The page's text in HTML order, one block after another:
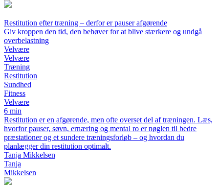
Restitution efter træning – derfor er pauser afgørende
Giv kroppen den tid, den behøver for at blive stærkere og undgå
overbelastning
Velvære
Velvære
Træning
Restitution
Sundhed
Fitness
Velvære
6 min
Restitution er en afgørende, men ofte overset del af træningen. Læs,
hvorfor pauser, søvn, ernæring og mental ro er nøglen til bedre
præstationer og et sundere træningsforløb – og hvordan du
planlægger din restitution optimalt.
Tanja Mikkelsen
Tanja
Mikkelsen